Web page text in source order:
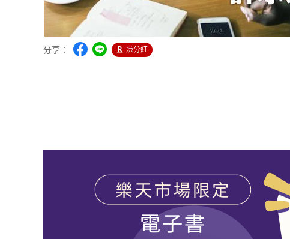
分享： 賺分紅